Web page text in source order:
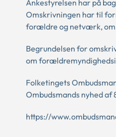
Ankestyrelsen har på
Omskrivningen har til
forældre og netværk, om
Begrundelsen for
om
Folketingets
Ombudsmands nyhed
https://